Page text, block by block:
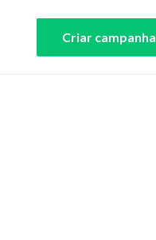
Criar campanha